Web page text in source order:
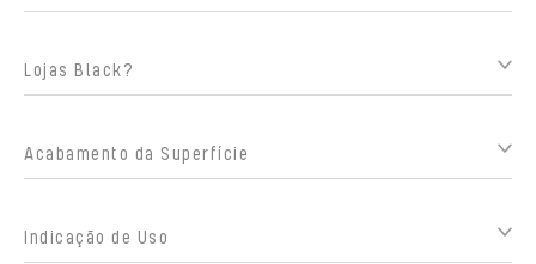
Lojas Black?
Acabamento da Superfície
Indicação de Uso